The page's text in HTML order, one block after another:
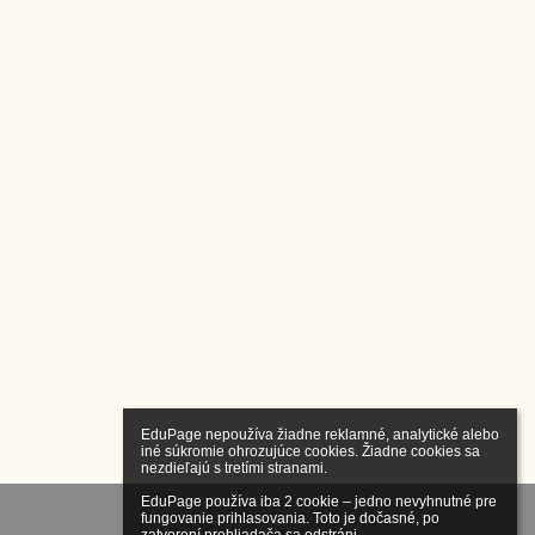
EduPage nepoužíva žiadne reklamné, analytické alebo
iné súkromie ohrozujúce cookies. Žiadne cookies sa
nezdieľajú s tretími stranami.
EduPage používa iba 2 cookie – jedno nevyhnutné pre
fungovanie prihlasovania. Toto je dočasné, po